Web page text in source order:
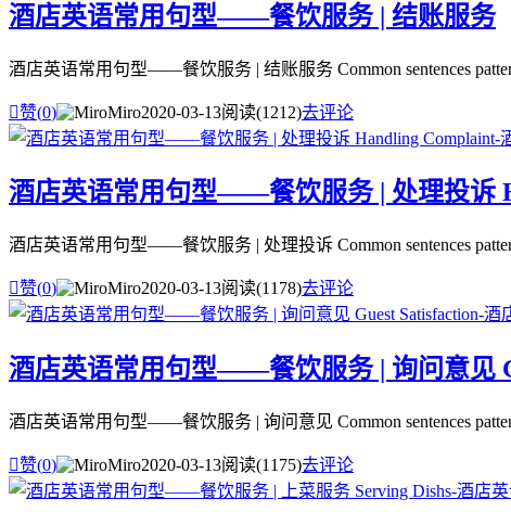
酒店英语常用句型——餐饮服务 | 结账服务
酒店英语常用句型——餐饮服务 | 结账服务 Common sentences
赞(0) Miro2020-03-13阅读(1212)去评论
酒店英语常用句型——餐饮服务 | 处理投诉
酒店英语常用句型——餐饮服务 | 处理投诉 Common sentences
赞(0) Miro2020-03-13阅读(1178)去评论
酒店英语常用句型——餐饮服务 | 询问意见
酒店英语常用句型——餐饮服务 | 询问意见 Common sentences
赞(0) Miro2020-03-13阅读(1175)去评论